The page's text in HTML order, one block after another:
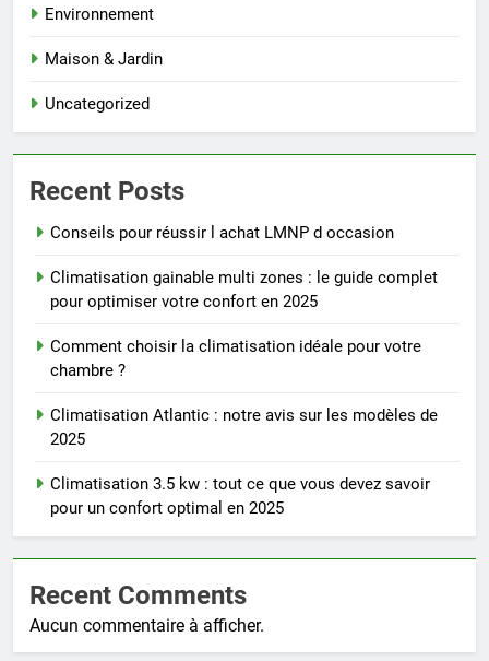
Environnement
Maison & Jardin
Uncategorized
Recent Posts
Conseils pour réussir l achat LMNP d occasion
Climatisation gainable multi zones : le guide complet
pour optimiser votre confort en 2025
Comment choisir la climatisation idéale pour votre
chambre ?
Climatisation Atlantic : notre avis sur les modèles de
2025
Climatisation 3.5 kw : tout ce que vous devez savoir
pour un confort optimal en 2025
Recent Comments
Aucun commentaire à afficher.